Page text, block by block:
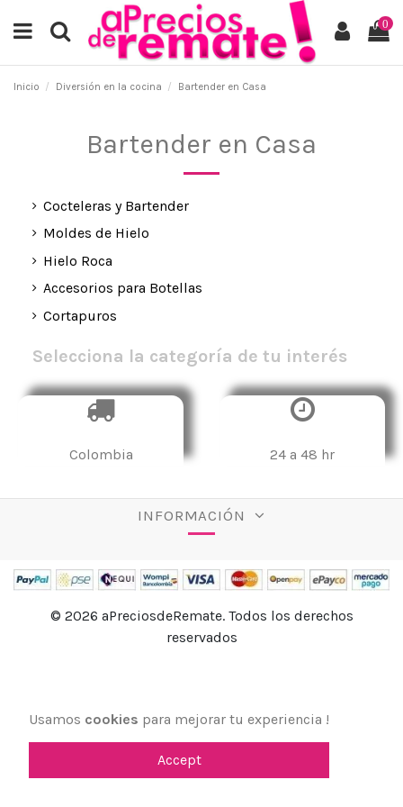
0
Inicio Diversión en la cocina Bartender en Casa
Bartender en Casa
Cocteleras y Bartender
Moldes de Hielo
Hielo Roca
Accesorios para Botellas
Cortapuros
Selecciona la categoría de tu interés
Colombia 24 a 48 hr
INFORMACIÓN
© 2026 aPreciosdeRemate. Todos los derechos
reservados
Usamos cookies para mejorar tu experiencia !
Accept